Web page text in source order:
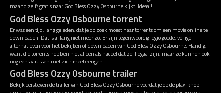
maand zelfs gratis naar God Bless Ozzy Osbourne kijkt. Ideaal!
God Bless Ozzy Osbourne torrent
Er was een tijd, lang geleden, dat je op zoek moest naar torrents om een movie online te
downloaden. Dat is al lang niet meer zo. Er zijn tegenwoordig legio goede, veilige
alternatieven voor het bekijken of downloaden van God Bless Ozzy Osbourne. Handig,
want die torrents hebben niet alleen als nadeel dat ze illegaal zijn, maar ze kunnen ook
nog eens virussen met zich meebrengen.
God Bless Ozzy Osbourne trailer
Bekijk eerst even de trailer van God Bless Ozzy Osbourne voordat je op de play-knop